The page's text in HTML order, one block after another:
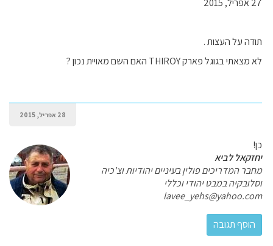
27 אפריל, 2015
תודה על העצות .
לא מצאתי בגוגל פארק THIROY האם השם מאויית נכון ?
28 אפריל, 2015
כן!
יחזקאל לביא
מחבר המדריכים פולין בעיניים יהודיות וצ'כיה
וסלובקיה במבט יהודי וכללי
lavee_yehs@yahoo.com